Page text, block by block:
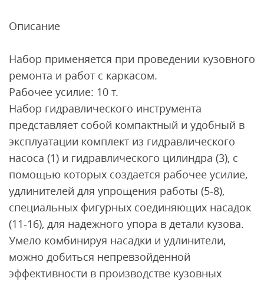
Описание
Набор применяется при проведении кузовного
ремонта и работ с каркасом.
Рабочее усилие: 10 т.
Набор гидравлического инструмента
представляет собой компактный и удобный в
эксплуатации комплект из гидравлического
насоса (1) и гидравлического цилиндра (3), с
помощью которых создается рабочее усилие,
удлинителей для упрощения работы (5-8),
специальных фигурных соединяющих насадок
(11-16), для надежного упора в детали кузова.
Умело комбинируя насадки и удлинители,
можно добиться непревзойдённой
эффективности в производстве кузовных